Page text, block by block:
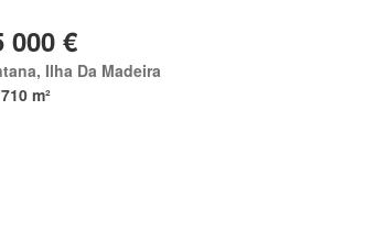
000 €
Ilha Da Madeira
m²